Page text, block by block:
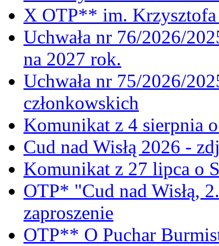
X OTP** im. Krzysztofa
Uchwała nr 76/2026/
na 2027 rok.
Uchwała nr 75/2026/
członkowskich
Komunikat z 4 sierpnia
Cud nad Wisłą 2026 -
Komunikat z 27 lipca o
OTP* "Cud nad Wisłą,
zaproszenie
OTP** O Puchar